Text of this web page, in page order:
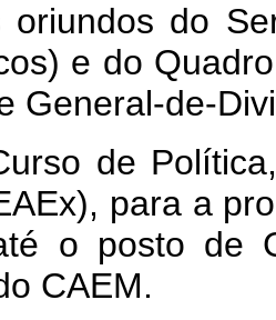
do
e do
General-de-
Política,
para a
o posto de
CAEM.